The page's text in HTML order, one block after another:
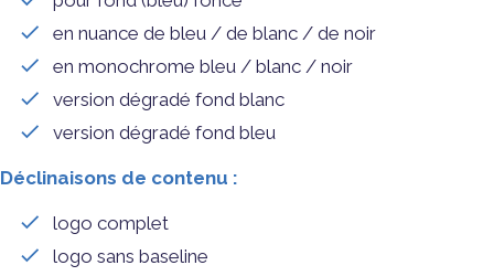
en nuance de bleu / de blanc / de noir
en monochrome bleu / blanc / noir
version dégradé fond blanc
version dégradé fond bleu
Déclinaisons de contenu :
logo complet
logo sans baseline